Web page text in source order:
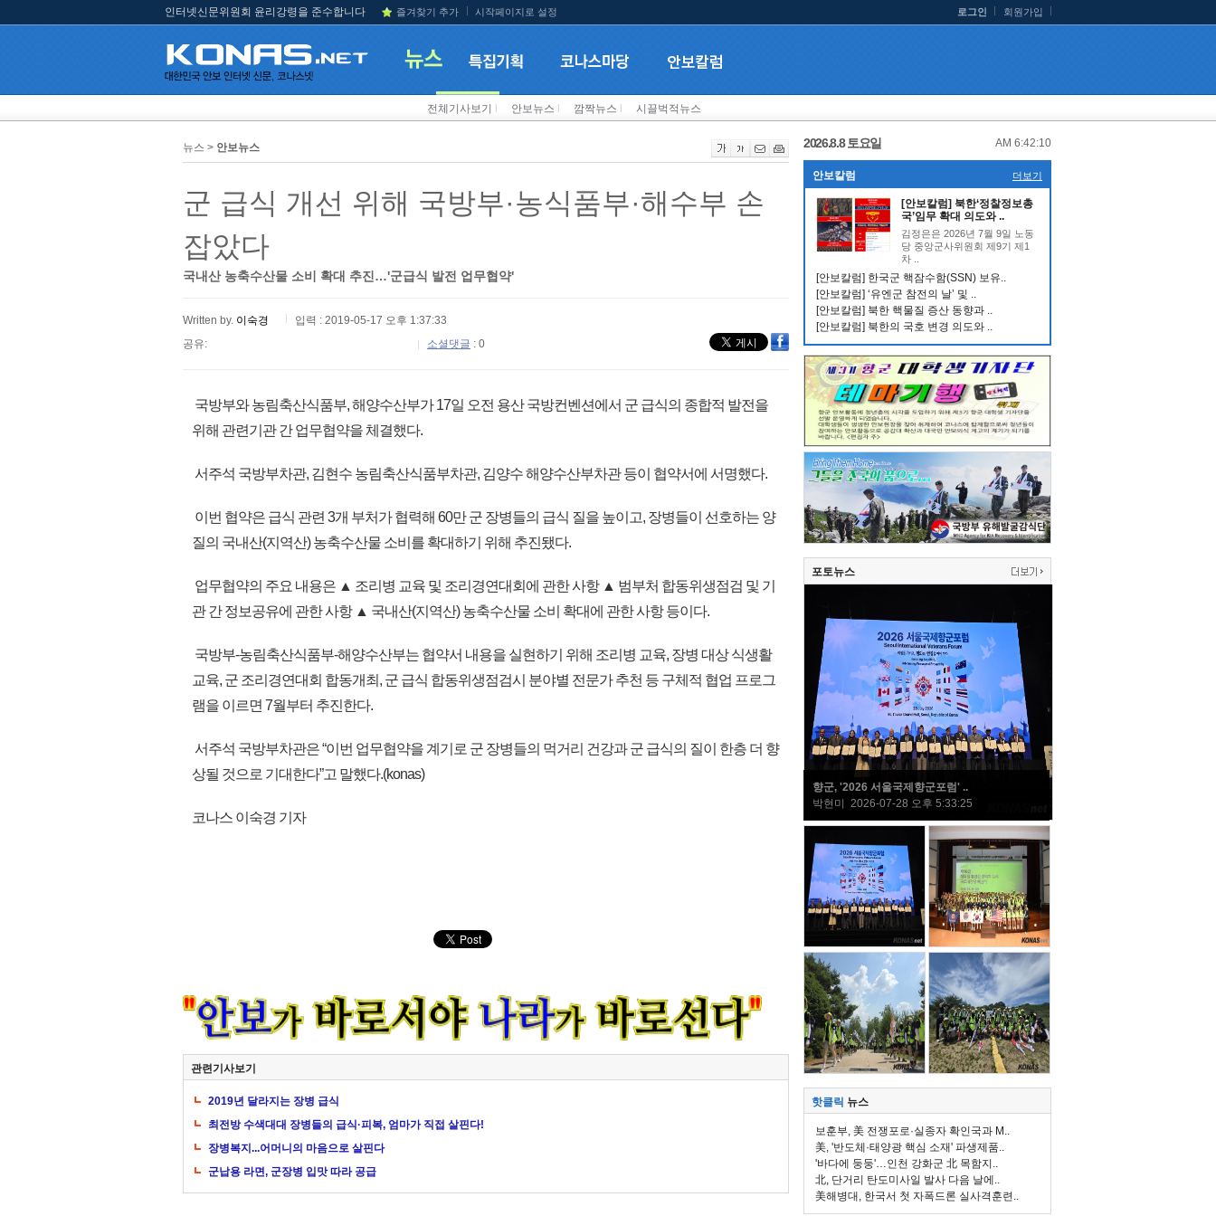
인터넷신문위원회 윤리강령을 준수합니다 즐겨찾기 추가 시작페이지로 설정 로그인 회원가입
전체기사보기 안보뉴스 깜짝뉴스 시끌벅적뉴스
뉴스 > 안보뉴스
군 급식 개선 위해 국방부·농식품부·해수부 손
잡았다
국내산 농축수산물 소비 확대 추진…'군급식 발전 업무협약'
Written by. 이숙경
입력 : 2019-05-17 오후 1:37:33
공유:
소셜댓글 : 0
국방부와 농림축산식품부, 해양수산부가 17일 오전 용산 국방컨벤션에서 군 급식의 종합적 발전을
위해 관련기관 간 업무협약을 체결했다.
서주석 국방부차관, 김현수 농림축산식품부차관, 김양수 해양수산부차관 등이 협약서에 서명했다.
이번 협약은 급식 관련 3개 부처가 협력해 60만 군 장병들의 급식 질을 높이고, 장병들이 선호하는 양
질의 국내산(지역산) 농축수산물 소비를 확대하기 위해 추진됐다.
업무협약의 주요 내용은 ▲ 조리병 교육 및 조리경연대회에 관한 사항 ▲ 범부처 합동위생점검 및 기
관 간 정보공유에 관한 사항 ▲ 국내산(지역산) 농축수산물 소비 확대에 관한 사항 등이다.
국방부-농림축산식품부-해양수산부는 협약서 내용을 실현하기 위해 조리병 교육, 장병 대상 식생활
교육, 군 조리경연대회 합동개최, 군 급식 합동위생점검시 분야별 전문가 추천 등 구체적 협업 프로그
램을 이르면 7월부터 추진한다.
서주석 국방부차관은 “이번 업무협약을 계기로 군 장병들의 먹거리 건강과 군 급식의 질이 한층 더 향
상될 것으로 기대한다”고 말했다.(konas)
코나스 이숙경 기자
관련기사보기
2019년 달라지는 장병 급식
최전방 수색대대 장병들의 급식·피복, 엄마가 직접 살핀다!
장병복지...어머니의 마음으로 살핀다
군납용 라면, 군장병 입맛 따라 공급
2026.8.8 토요일 AM 6:42:11
안보칼럼 더보기
[안보칼럼] 북한‘정찰정보총
국’임무 확대 의도와 ..
김정은은 2026년 7월 9일 노동
당 중앙군사위원회 제9기 제1
차 ..
[안보칼럼] 한국군 핵잠수함(SSN) 보유..
[안보칼럼] ‘유엔군 참전의 날’ 및 ..
[안보칼럼] 북한 핵물질 증산 동향과 ..
[안보칼럼] 북한의 국호 변경 의도와 ..
포토뉴스
향군, '2026 서울국제향군포럼' ..
박현미 2026-07-28 오후 5:33:25
핫클릭 뉴스
보훈부, 美 전쟁포로·실종자 확인국과 M..
美, '반도체·태양광 핵심 소재' 파생제품..
'바다에 둥둥'…인천 강화군 北 목함지..
北, 단거리 탄도미사일 발사 다음 날에..
美해병대, 한국서 첫 자폭드론 실사격훈련..